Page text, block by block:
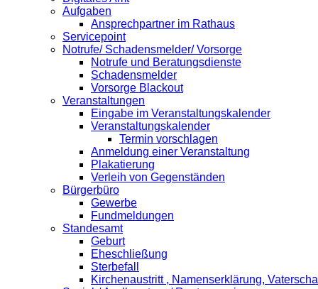
Aufgaben
Ansprechpartner im Rathaus
Servicepoint
Notrufe/ Schadensmelder/ Vorsorge
Notrufe und Beratungsdienste
Schadensmelder
Vorsorge Blackout
Veranstaltungen
Eingabe im Veranstaltungskalender
Veranstaltungskalender
Termin vorschlagen
Anmeldung einer Veranstaltung
Plakatierung
Verleih von Gegenständen
Bürgerbüro
Gewerbe
Fundmeldungen
Standesamt
Geburt
Eheschließung
Sterbefall
Kirchenaustritt , Namenserklärung,